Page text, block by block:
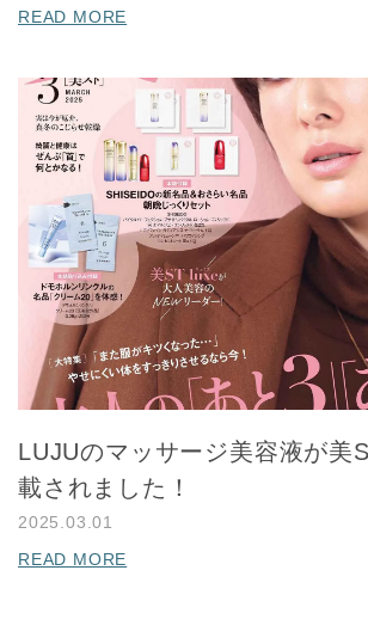
READ MORE
LUJUのマッサージ美容液が美
載されました！
2025.03.01
READ MORE